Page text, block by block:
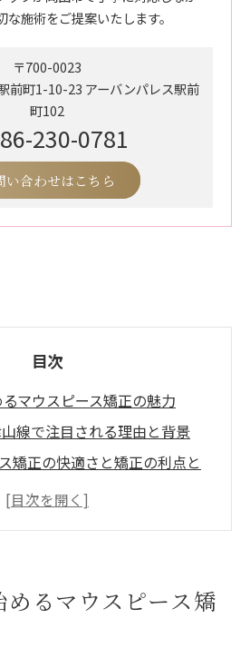
施術をご提案いたします。
〒700-0023
前町1-10-23 アーバンパレス駅前
町102
230-0781
い合わせはこちら
目次
マウスピース矯正の魅力
線で注目される理由と背景
矯正の快適さと矯正の利点と
で選ばれる矯正治療のポイン
るマウスピース矯